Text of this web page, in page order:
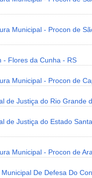
Municipal - Procon de
- Flores da Cunha - RS
Municipal - Procon de
de Justiça do Rio Grande
de Justiça do Estado
Municipal - Procon de
De Defesa Do